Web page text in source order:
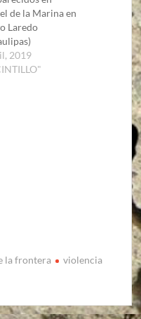
de la Marina en
Laredo
2019
la frontera
violencia